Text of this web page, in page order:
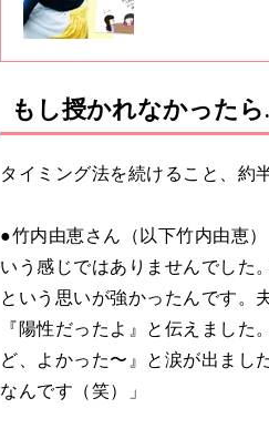
もし授かれなかった
タイミング法を続けること、約
●竹内由恵さん（以下竹内由恵
いう感じではありませんでした。
という思いが強かったんです。
『陽性だったよ』と伝えまし
ど、よかった〜』と涙が出まし
なんです（笑）」